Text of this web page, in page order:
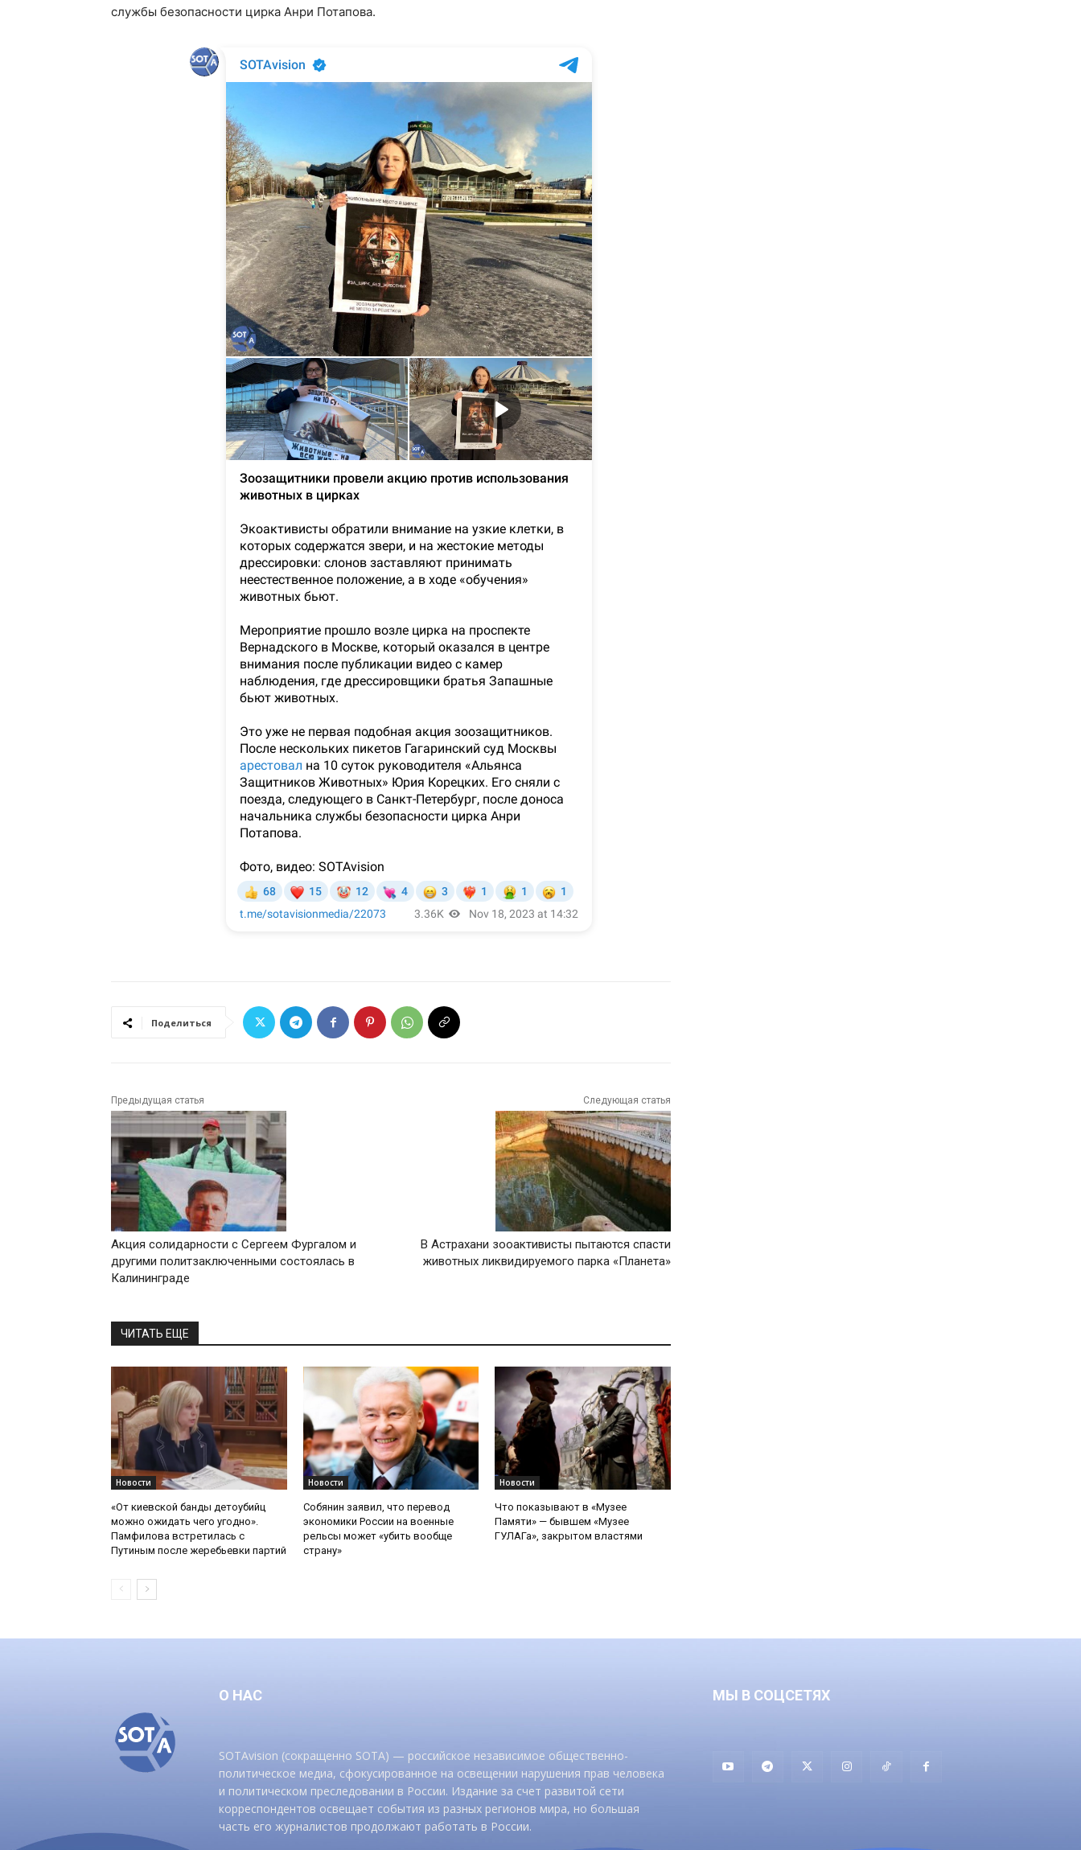
службы безопасности цирка Анри Потапова.
Поделиться
Предыдущая статья
Акция солидарности с Сергеем Фургалом и
другими политзаключенными состоялась в
Калининграде
Следующая статья
В Астрахани зооактивисты пытаются спасти
животных ликвидируемого парка «Планета»
ЧИТАТЬ ЕЩЕ
Новости
«От киевской банды детоубийц
можно ожидать чего угодно».
Памфилова встретилась с
Путиным после жеребьевки партий
Новости
Собянин заявил, что перевод
экономики России на военные
рельсы может «убить вообще
страну»
Новости
Что показывают в «Музее
Памяти» — бывшем «Музее
ГУЛАГа», закрытом властями
О НАС
SOTAvision (сокращенно SOTA) — российское независимое общественно-
политическое медиа, сфокусированное на освещении нарушения прав человека
и политическом преследовании в России. Издание за счет развитой сети
корреспондентов освещает события из разных регионов мира, но большая
часть его журналистов продолжают работать в России.
МЫ В СОЦСЕТЯХ